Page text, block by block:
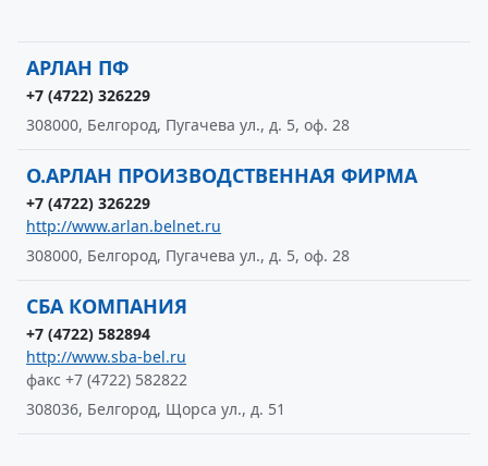
АРЛАН ПФ
+7 (4722) 326229
308000, Белгород, Пугачева ул., д. 5, оф. 28
О.АРЛАН ПРОИЗВОДСТВЕННАЯ ФИРМА
+7 (4722) 326229
http://www.arlan.belnet.ru
308000, Белгород, Пугачева ул., д. 5, оф. 28
СБА КОМПАНИЯ
+7 (4722) 582894
http://www.sba-bel.ru
факс +7 (4722) 582822
308036, Белгород, Щорса ул., д. 51